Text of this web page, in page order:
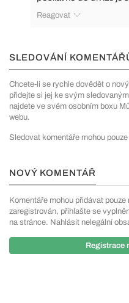
Reagovat
SLEDOVÁNÍ
Chcete-li se rychle dovědět o
přidejte si jej ke svým
najdete ve svém osobním boxu
webu.
Sledovat komentáře mohou
NOVÝ KOMENTÁŘ
Komentáře mohou přidávat
zaregistrován, přihlašte se
na stránce. Nahlásit nelegální
Registrace